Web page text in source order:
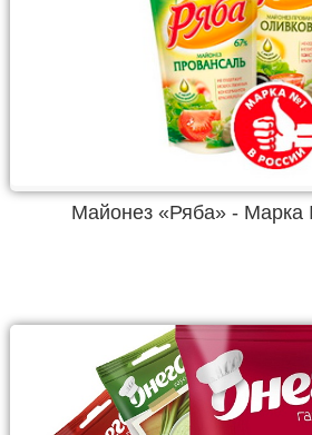
Майонез «Ряба» -